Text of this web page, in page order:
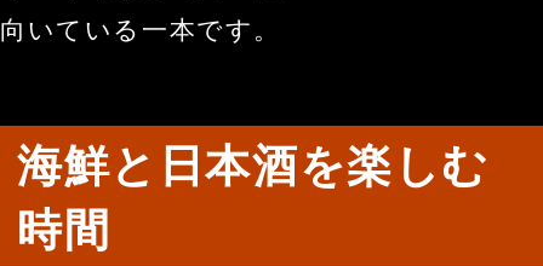
向いている一本です。
海鮮と日本酒を楽しむ
時間